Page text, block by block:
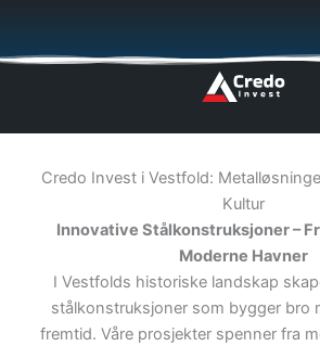
til
Credo Invest i Vestfold:
Kultur
Innovative Stålkonstruksjoner –
Moderne Havner
I Vestfolds historiske landskap
stålkonstruksjoner som bygger bro
fremtid. Våre prosjekter spenner fra